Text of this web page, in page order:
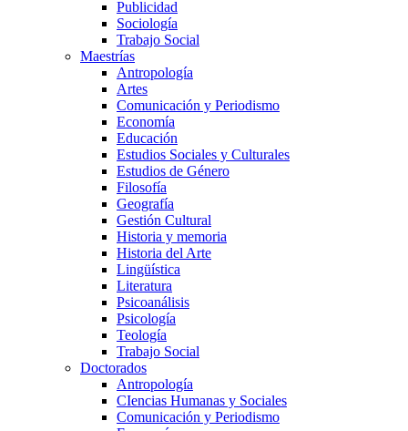
Publicidad
Sociología
Trabajo Social
Maestrías
Antropología
Artes
Comunicación y Periodismo
Economía
Educación
Estudios Sociales y Culturales
Estudios de Género
Filosofía
Geografía
Gestión Cultural
Historia y memoria
Historia del Arte
Lingüística
Literatura
Psicoanálisis
Psicología
Teología
Trabajo Social
Doctorados
Antropología
CIencias Humanas y Sociales
Comunicación y Periodismo